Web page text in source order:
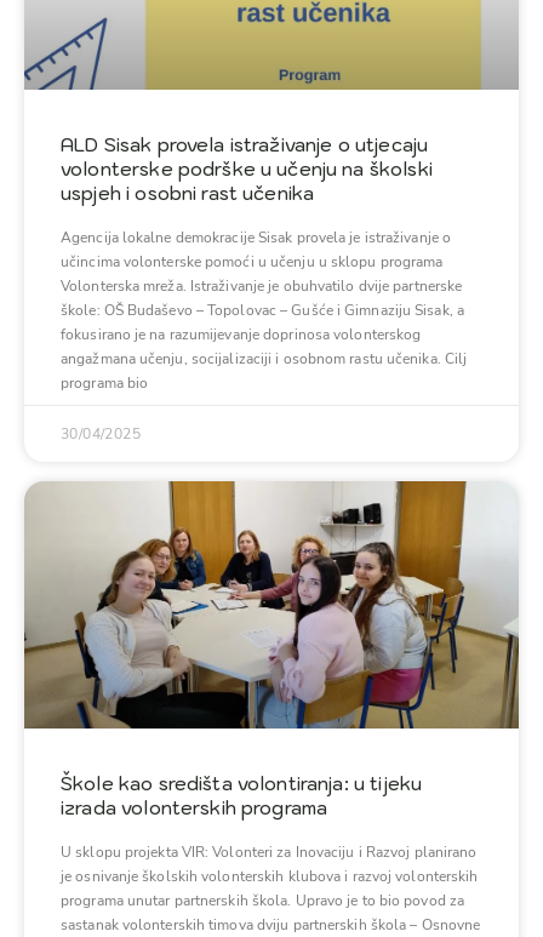
ALD Sisak provela istraživanje o utjecaju
volonterske podrške u učenju na školski
uspjeh i osobni rast učenika
Agencija lokalne demokracije Sisak provela je istraživanje o
učincima volonterske pomoći u učenju u sklopu programa
Volonterska mreža. Istraživanje je obuhvatilo dvije partnerske
škole: OŠ Budaševo – Topolovac – Gušće i Gimnaziju Sisak, a
fokusirano je na razumijevanje doprinosa volonterskog
angažmana učenju, socijalizaciji i osobnom rastu učenika. Cilj
programa bio
30/04/2025
Škole kao središta volontiranja: u tijeku
izrada volonterskih programa
U sklopu projekta VIR: Volonteri za Inovaciju i Razvoj planirano
je osnivanje školskih volonterskih klubova i razvoj volonterskih
programa unutar partnerskih škola. Upravo je to bio povod za
sastanak volonterskih timova dviju partnerskih škola – Osnovne